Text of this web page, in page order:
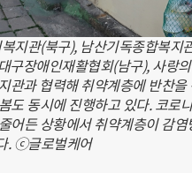
지관(북구), 남산기독종합복지
구장애인재활협회(남구), 사랑
관과 협력해 취약계층에 반찬을
도 동시에 진행하고 있다. 코로
어든 상황에서 취약계층이 감염
. ⓒ글로벌케어